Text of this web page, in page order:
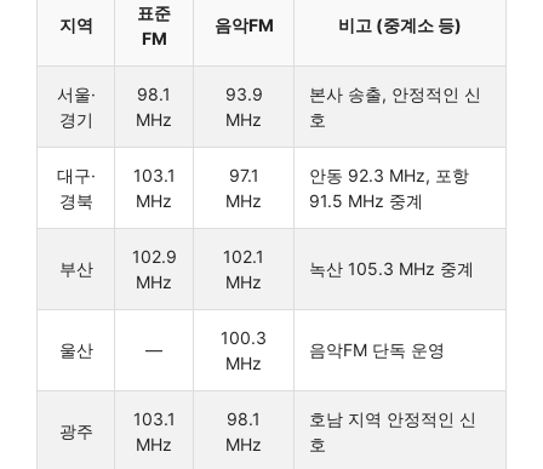
지역
표준
FM
음악FM 비고 (중계소 등)
서울·
경기
98.1
MHz
93.9
MHz
본사 송출, 안정적인 신
호
대구·
경북
103.1
MHz
97.1
MHz
안동 92.3 MHz, 포항
91.5 MHz 중계
부산
102.9
MHz
102.1
MHz
녹산 105.3 MHz 중계
울산 —
100.3
MHz
음악FM 단독 운영
광주
103.1
MHz
98.1
MHz
호남 지역 안정적인 신
호